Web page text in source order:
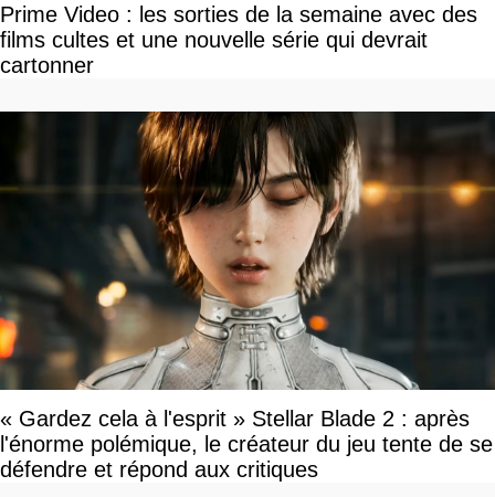
Prime Video : les sorties de la semaine avec des
films cultes et une nouvelle série qui devrait
cartonner
« Gardez cela à l'esprit » Stellar Blade 2 : après
l'énorme polémique, le créateur du jeu tente de se
défendre et répond aux critiques